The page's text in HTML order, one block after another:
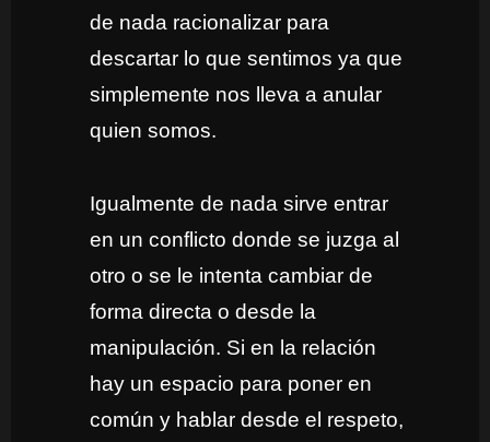
de nada racionalizar para
descartar lo que sentimos ya que
simplemente nos lleva a anular
quien somos.
Igualmente de nada sirve entrar
en un conflicto donde se juzga al
otro o se le intenta cambiar de
forma directa o desde la
manipulación. Si en la relación
hay un espacio para poner en
común y hablar desde el respeto,